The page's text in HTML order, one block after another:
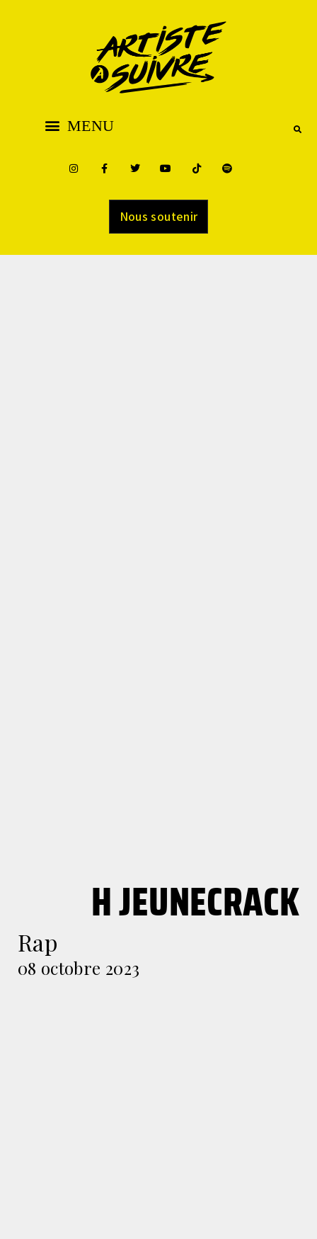
Nous soutenir
H JEUNECRACK
Rap
08 octobre 2023